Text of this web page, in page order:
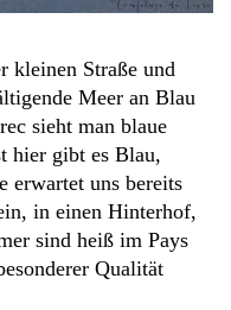
kleinen Straße und
Meer an Blau
sieht man blaue
hier gibt es Blau,
erwartet uns bereits
in einen Hinterhof,
sind heiß im Pays
Qualität